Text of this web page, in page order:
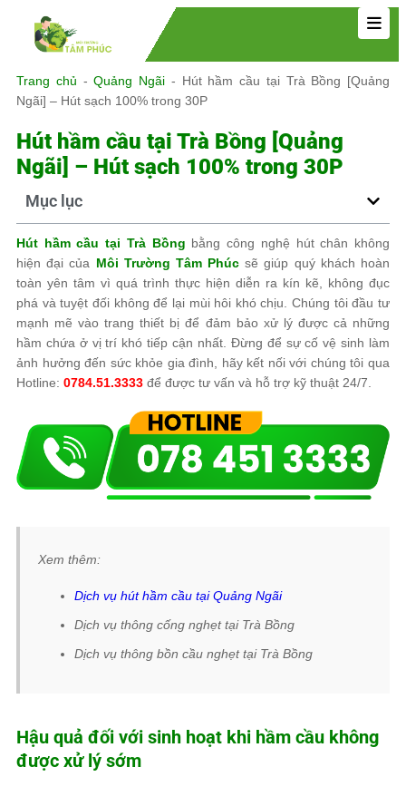
Trang chủ -Quảng Ngãi - Hút hầm cầu tại Trà Bồng [Quảng
Ngãi] – Hút sạch 100% trong 30P
Hút hầm cầu tại Trà Bồng [Quảng
Ngãi] – Hút sạch 100% trong 30P
Mục lục
Hút hầm cầu tại Trà Bồng bằng công nghệ hút chân không
hiện đại của Môi Trường Tâm Phúc sẽ giúp quý khách hoàn
toàn yên tâm vì quá trình thực hiện diễn ra kín kẽ, không đục
phá và tuyệt đối không để lại mùi hôi khó chịu. Chúng tôi đầu tư
mạnh mẽ vào trang thiết bị để đảm bảo xử lý được cả những
hầm chứa ở vị trí khó tiếp cận nhất. Đừng để sự cố vệ sinh làm
ảnh hưởng đến sức khỏe gia đình, hãy kết nối với chúng tôi qua
Hotline: 0784.51.3333 để được tư vấn và hỗ trợ kỹ thuật 24/7.
Xem thêm:
Dịch vụ hút hầm cầu tại Quảng Ngãi
Dịch vụ thông cống nghẹt tại Trà Bồng
Dịch vụ thông bồn cầu nghẹt tại Trà Bồng
Hậu quả đối với sinh hoạt khi hầm cầu không
được xử lý sớm